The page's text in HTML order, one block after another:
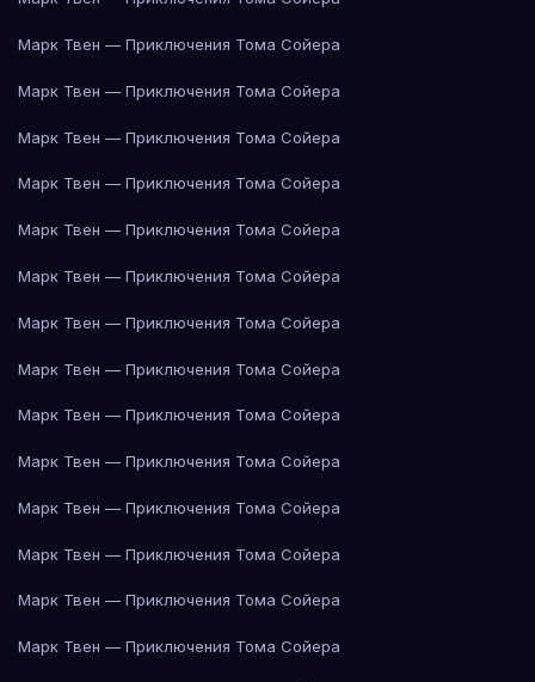
Марк Твен — Приключения Тома Сойера
Марк Твен — Приключения Тома Сойера
Марк Твен — Приключения Тома Сойера
Марк Твен — Приключения Тома Сойера
Марк Твен — Приключения Тома Сойера
Марк Твен — Приключения Тома Сойера
Марк Твен — Приключения Тома Сойера
Марк Твен — Приключения Тома Сойера
Марк Твен — Приключения Тома Сойера
Марк Твен — Приключения Тома Сойера
Марк Твен — Приключения Тома Сойера
Марк Твен — Приключения Тома Сойера
Марк Твен — Приключения Тома Сойера
Марк Твен — Приключения Тома Сойера